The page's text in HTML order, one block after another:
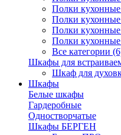
Полки
Полки
Полки
Полки
Все категории
Шкафы для
Шкаф для
Шкафы
Белые шкафы
Гардеробные
Одностворчатые
Шкафы БЕРГЕН